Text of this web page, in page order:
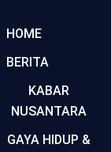
HOME
BERITA
KABAR
NUSANTARA
GAYA HIDUP &